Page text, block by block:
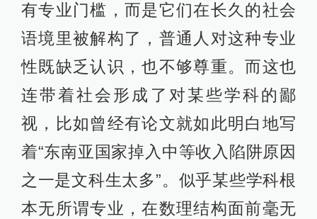
有专业门槛，而是它们在长久的社会
语境里被解构了，普通人对这种专业
性既缺乏认识，也不够尊重。而这也
连带着社会形成了对某些学科的鄙
视，比如曾经有论文就如此明白地写
着“东南亚国家掉入中等收入陷阱原因
之一是文科生太多”。似乎某些学科根
本无所谓专业，在数理结构面前毫无